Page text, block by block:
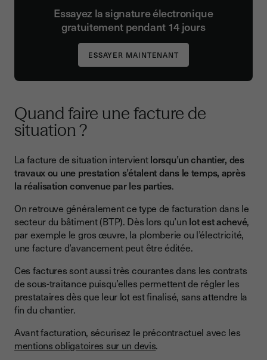
Essayez la signature électronique
gratuitement pendant 14 jours
Quand faire une facture de
situation ?
La facture de situation intervientlorsqu’un chantier, des
travaux ou une prestation s’étalent dans le temps, après
la réalisation convenue par les parties.
On retrouve généralement ce type de facturation dans le
secteur du bâtiment (BTP). Dès lors qu’un lot est achevé,
par exemple le gros œuvre, la plomberie ou l’électricité,
une facture d’avancement peut être éditée.
Ces factures sont aussi très courantes dans les contrats
de sous-traitance puisqu’elles permettent de régler les
prestataires dès que leur lot est finalisé, sans attendre la
fin du chantier.
Avant facturation, sécurisez le précontractuel avec les
mentions obligatoires sur un devis.